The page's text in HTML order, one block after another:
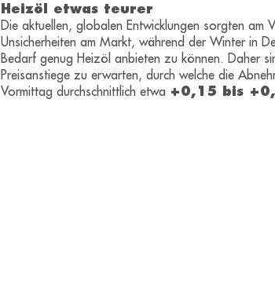
Heizöl etwas teurer
Die aktuellen, globalen Entwicklungen sorgten
Unsicherheiten am Markt, während der Winter in
Bedarf genug Heizöl anbieten zu können. Daher
Preisanstiege zu erwarten, durch welche die
Vormittag durchschnittlich etwa +0,15 bis